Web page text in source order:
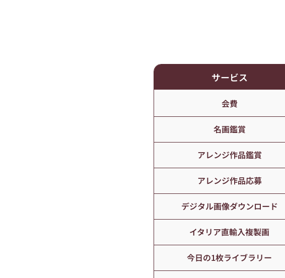
サービス
会費
名画鑑賞
アレンジ作品鑑賞
アレンジ作品応募
デジタル画像ダウンロード
イタリア直輸入複製画
今日の1枚ライブラリー